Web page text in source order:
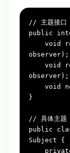
// 主题接口
public
void
observer) ;
void
observer) ;
void
}
// 具体主题
public
Subject {